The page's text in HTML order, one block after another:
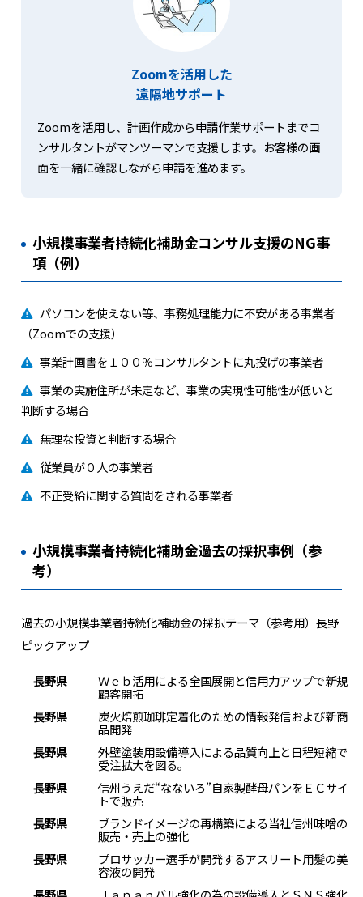
Zoomを活用した
遠隔地サポート
Zoomを活用し、計画作成から申請作業サポートまでコ
ンサルタントがマンツーマンで支援します。お客様の画
面を一緒に確認しながら申請を進めます。
小規模事業者持続化補助金コンサル支援のNG事
項（例）
パソコンを使えない等、事務処理能力に不安がある事業者
（Zoomでの支援）
事業計画書を１００％コンサルタントに丸投げの事業者
事業の実施住所が未定など、事業の実現性可能性が低いと
判断する場合
無理な投資と判断する場合
従業員が０人の事業者
不正受給に関する質問をされる事業者
小規模事業者持続化補助金過去の採択事例（参
考）
過去の小規模事業者持続化補助金の採択テーマ（参考用）長野
ピックアップ
長野県 Ｗｅｂ活用による全国展開と信用力アップで新規
顧客開拓
長野県
炭火焙煎珈琲定着化のための情報発信および新商
品開発
長野県
外壁塗装用設備導入による品質向上と日程短縮で
受注拡大を図る。
長野県
信州うえだ“なないろ”自家製酵母パンをＥＣサイ
トで販売
長野県
ブランドイメージの再構築による当社信州味噌の
販売・売上の強化
長野県
プロサッカー選手が開発するアスリート用髪の美
容液の開発